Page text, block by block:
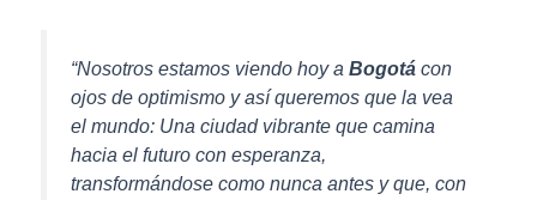
“Nosotros estamos viendo hoy aBogotá con
ojos de optimismo y así queremos que la vea
el mundo: Una ciudad vibrante que camina
hacia el futuro con esperanza,
transformándose como nunca antes y que, con